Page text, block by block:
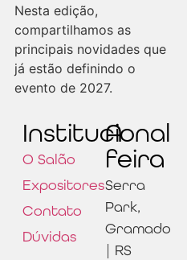
Nesta edição,
compartilhamos as
principais novidades que
já estão definindo o
evento de 2027.
Institucional
O Salão
Expositores
Contato
Dúvidas
A
feira
Serra
Park,
Gramado
| RS